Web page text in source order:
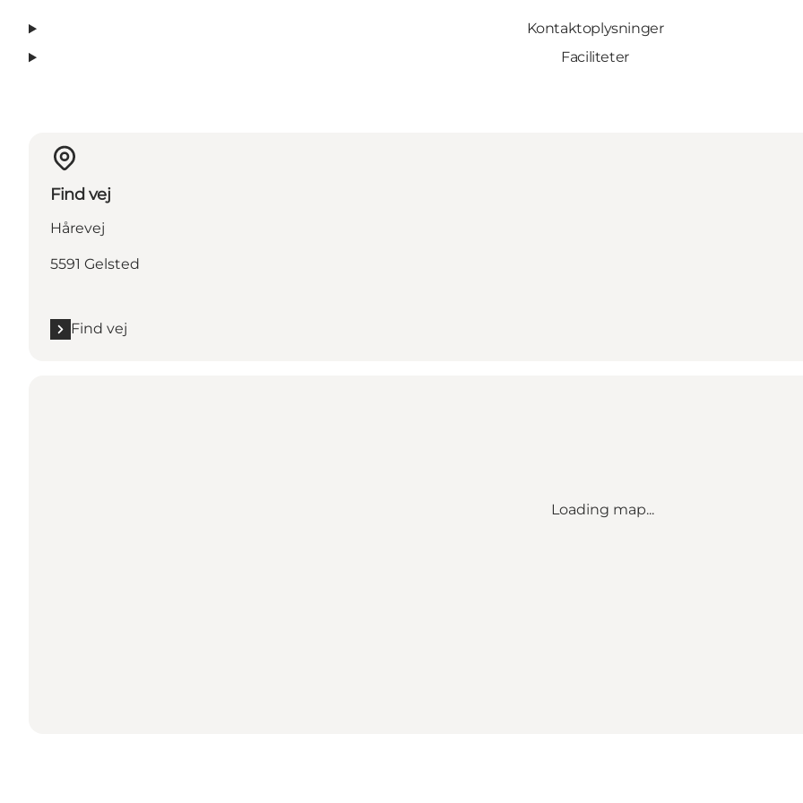
Kontaktoplysninger
Faciliteter
Find vej
Hårevej
5591 Gelsted
Find vej
Loading map...